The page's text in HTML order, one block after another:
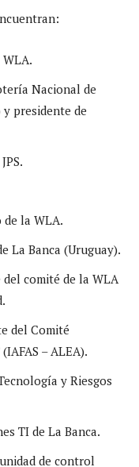
Nacional de
y presidente de
la WLA.
La Banca (Uruguay).
del comité de la WLA
del Comité
– ALEA).
y Riesgos
TI de La Banca.
de control